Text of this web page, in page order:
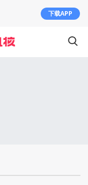
下载APP